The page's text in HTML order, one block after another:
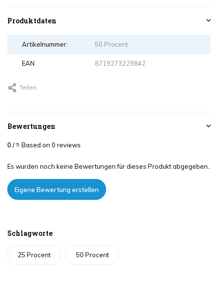
Produktdaten
Artikelnummer: 50 Procent
EAN 8719273229842
Teilen
Bewertungen
0 / 5 Based on 0 reviews
Es wurden noch keine Bewertungen für dieses Produkt abgegeben..
Eigene Bewertung erstellen
Schlagworte
25 Procent 50 Procent